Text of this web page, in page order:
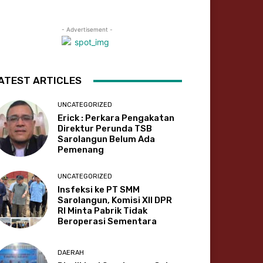
- Advertisement -
ARTICLES
UNCATEGORIZED
Erick : Perkara Pengakatan
Direktur Perunda TSB
Sarolangun Belum Ada
Pemenang
UNCATEGORIZED
Insfeksi ke PT SMM
Sarolangun, Komisi XII DPR
RI Minta Pabrik Tidak
Beroperasi Sementara
DAERAH